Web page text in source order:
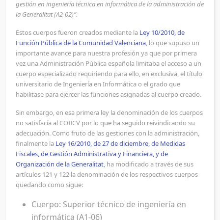
gestión en ingeniería técnica en informática de la administración de
la Generalitat (A2-02)”.
Estos cuerpos fueron creados mediante la Ley 10/2010, de
Función Pública de la Comunidad Valenciana, lo que supuso un
importante avance para nuestra profesión ya que por primera
vez una Administración Pública española limitaba el acceso a un
cuerpo especializado requiriendo para ello, en exclusiva, el título
universitario de Ingeniería en Informática o el grado que
habilitase para ejercer las funciones asignadas al cuerpo creado.
Sin embargo, en esa primera ley la denominación de los cuerpos
no satisfacía al COIICV por lo que ha seguido reivindicando su
adecuación. Como fruto de las gestiones con la administración,
finalmente la Ley 16/2010, de 27 de diciembre, de Medidas
Fiscales, de Gestión Administrativa y Financiera, y de
Organización de la Generalitat, ha modificado a través de sus
artículos 121 y 122 la denominación de los respectivos cuerpos
quedando como sigue:
Cuerpo: Superior técnico de ingeniería en
informática (A1-06)